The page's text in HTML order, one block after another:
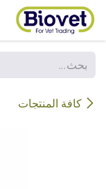
تخطي للذهاب إلى
كافة المنتجات